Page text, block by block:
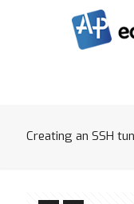
Creating an SSH